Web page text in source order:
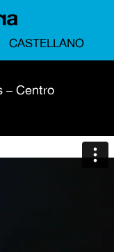
CASTELLANO
– Centro